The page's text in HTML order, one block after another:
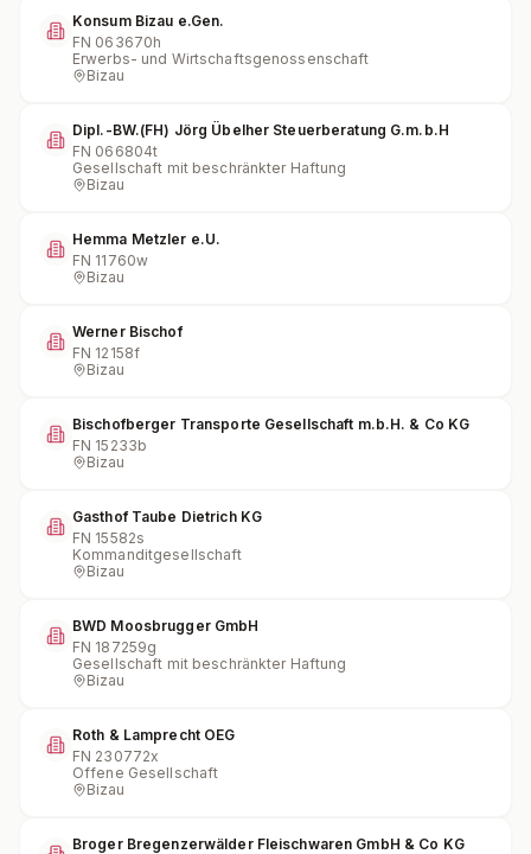
Konsum Bizau e.Gen.
FN 063670h
Erwerbs- und Wirtschaftsgenossenschaft
Bizau
Dipl.-BW.(FH) Jörg Übelher Steuerberatung G.m.b.H
FN 066804t
Gesellschaft mit beschränkter Haftung
Bizau
Hemma Metzler e.U.
FN 11760w
Bizau
Werner Bischof
FN 12158f
Bizau
Bischofberger Transporte Gesellschaft m.b.H. & Co KG
FN 15233b
Bizau
Gasthof Taube Dietrich KG
FN 15582s
Kommanditgesellschaft
Bizau
BWD Moosbrugger GmbH
FN 187259g
Gesellschaft mit beschränkter Haftung
Bizau
Roth & Lamprecht OEG
FN 230772x
Offene Gesellschaft
Bizau
Broger Bregenzerwälder Fleischwaren GmbH & Co KG